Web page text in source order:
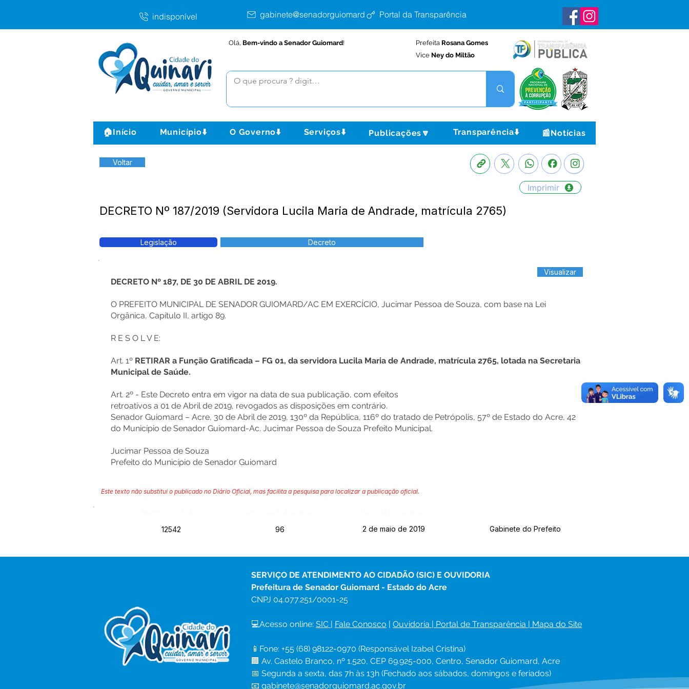
indisponível gabinete@senadorguiomard.ac.gov.brPortal da Transparência
Olá, Bem-vindo a Senador Guiomard! Prefeita Rosana Gomes
Vice Ney do Miltão
🏠Início Município⬇️ O Governo⬇️ Serviços⬇️ Publicações🔽 Transparência⬇️ 📰Notícias
Voltar
Imprimir
DECRETO Nº 187/2019 (Servidora Lucila Maria de Andrade, matrícula 2765)
Legislação Decreto
Visualizar
DECRETO Nº 187, DE 30 DE ABRIL DE 2019.
O PREFEITO MUNICIPAL DE SENADOR GUIOMARD/AC EM EXERCÍCIO, Jucimar Pessoa de Souza, com base na Lei
Orgânica, Capítulo II, artigo 89.
R E S O L V E:
Art. 1º RETIRAR a Função Gratificada – FG 01, da servidora Lucila Maria de Andrade, matrícula 2765, lotada na Secretaria
Municipal de Saúde.
Art. 2º - Este Decreto entra em vigor na data de sua publicação, com efeitos
retroativos a 01 de Abril de 2019, revogados as disposições em contrário.
Senador Guiomard – Acre, 30 de Abril de 2019, 130º da República, 116º do tratado de Petrópolis, 57º de Estado do Acre, 42
do Município de Senador Guiomard-Ac. Jucimar Pessoa de Souza Prefeito Municipal.
Jucimar Pessoa de Souza
Prefeito do Município de Senador Guiomard
Este texto não substitui o publicado no Diário Oficial, mas facilita a pesquisa para localizar a publicação oficial.
12542
96 2 de maio de 2019 Gabinete do Prefeito
SERVIÇO DE ATENDIMENTO AO CIDADÃO (SIC) E OUVIDORIA
Prefeitura de Senador Guiomard - Estado do Acre
CNPJ 04.077.251/0001-25
💻Acesso online: SIC | Fale Conosco | Ouvidoria | Portal de Transparência | Mapa do Site
📱Fone: +55 (68) 98122-0970 (Responsável Izabel Cristina)
🏢 Av. Castelo Branco, nº 1.520, CEP 69.925-000, Centro, Senador Guiomard, Acre
📅 Segunda a sexta, das 7h às 13h (Fechado aos sábados, domingos e feriados)
📧 gabinete@senadorguiomard.ac.gov.br